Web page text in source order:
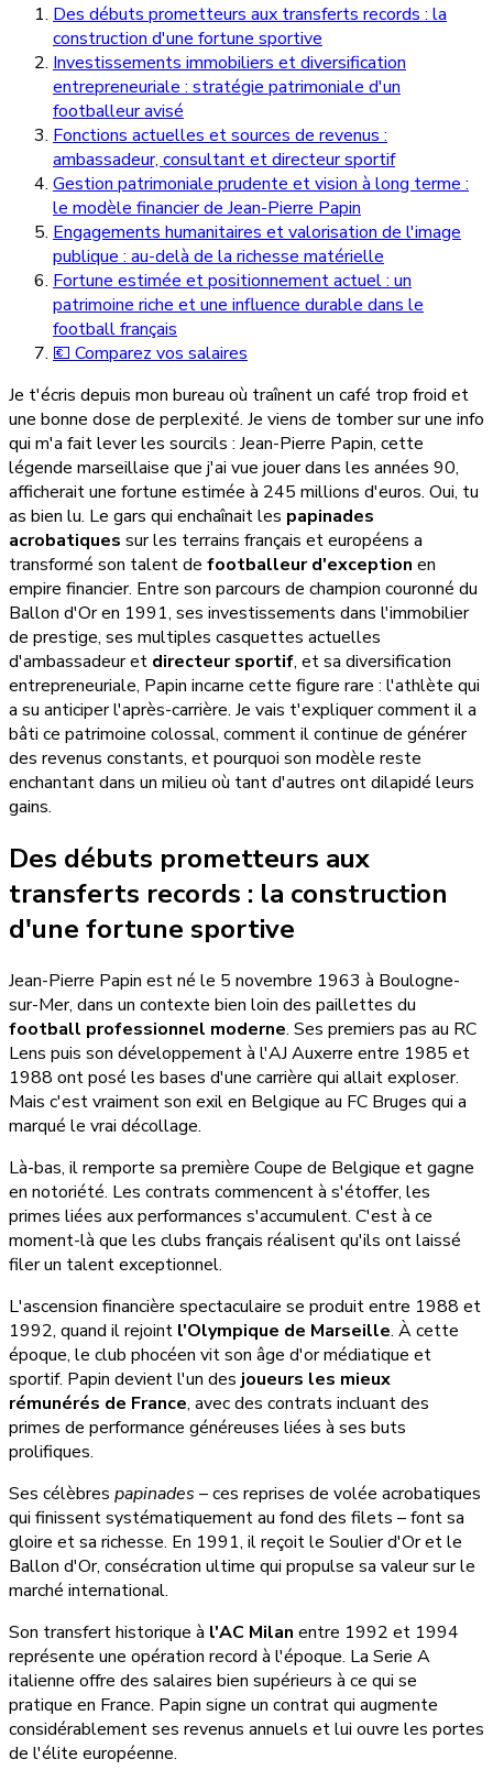
Des débuts prometteurs aux transferts records : la
construction d'une fortune sportive
Investissements immobiliers et diversification
entrepreneuriale : stratégie patrimoniale d'un
footballeur avisé
Fonctions actuelles et sources de revenus :
ambassadeur, consultant et directeur sportif
Gestion patrimoniale prudente et vision à long terme :
le modèle financier de Jean-Pierre Papin
Engagements humanitaires et valorisation de l'image
publique : au-delà de la richesse matérielle
Fortune estimée et positionnement actuel : un
patrimoine riche et une influence durable dans le
football français
💶 Comparez vos salaires
Je t'écris depuis mon bureau où traînent un café trop froid et
une bonne dose de perplexité. Je viens de tomber sur une info
qui m'a fait lever les sourcils : Jean-Pierre Papin, cette
légende marseillaise que j'ai vue jouer dans les années 90,
afficherait une fortune estimée à 245 millions d'euros. Oui, tu
as bien lu. Le gars qui enchaînait les papinades
acrobatiques sur les terrains français et européens a
transformé son talent de footballeur d'exception en
empire financier. Entre son parcours de champion couronné du
Ballon d'Or en 1991, ses investissements dans l'immobilier
de prestige, ses multiples casquettes actuelles
d'ambassadeur et directeur sportif, et sa diversification
entrepreneuriale, Papin incarne cette figure rare : l'athlète qui
a su anticiper l'après-carrière. Je vais t'expliquer comment il a
bâti ce patrimoine colossal, comment il continue de générer
des revenus constants, et pourquoi son modèle reste
enchantant dans un milieu où tant d'autres ont dilapidé leurs
gains.
Des débuts prometteurs aux
transferts records : la construction
d'une fortune sportive
Jean-Pierre Papin est né le 5 novembre 1963 à Boulogne-
sur-Mer, dans un contexte bien loin des paillettes du
football professionnel moderne. Ses premiers pas au RC
Lens puis son développement à l'AJ Auxerre entre 1985 et
1988 ont posé les bases d'une carrière qui allait exploser.
Mais c'est vraiment son exil en Belgique au FC Bruges qui a
marqué le vrai décollage.
Là-bas, il remporte sa première Coupe de Belgique et gagne
en notoriété. Les contrats commencent à s'étoffer, les
primes liées aux performances s'accumulent. C'est à ce
moment-là que les clubs français réalisent qu'ils ont laissé
filer un talent exceptionnel.
L'ascension financière spectaculaire se produit entre 1988 et
1992, quand il rejoint l'Olympique de Marseille. À cette
époque, le club phocéen vit son âge d'or médiatique et
sportif. Papin devient l'un des joueurs les mieux
rémunérés de France, avec des contrats incluant des
primes de performance généreuses liées à ses buts
prolifiques.
Ses célèbres papinades – ces reprises de volée acrobatiques
qui finissent systématiquement au fond des filets – font sa
gloire et sa richesse. En 1991, il reçoit le Soulier d'Or et le
Ballon d'Or, consécration ultime qui propulse sa valeur sur le
marché international.
Son transfert historique à l'AC Milan entre 1992 et 1994
représente une opération record à l'époque. La Serie A
italienne offre des salaires bien supérieurs à ce qui se
pratique en France. Papin signe un contrat qui augmente
considérablement ses revenus annuels et lui ouvre les portes
de l'élite européenne.